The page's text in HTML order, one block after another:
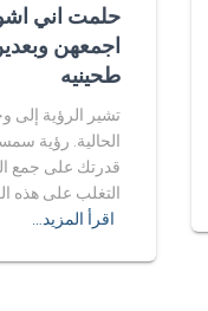
حلمت اني
اجمعهن
طحينيه
تشير الرؤية إلى
الحالية. رؤية
قدرتك على جمع
التغلب على هذه
اقرأ المزيد…